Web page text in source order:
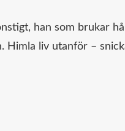
han som brukar
Himla liv utanför –